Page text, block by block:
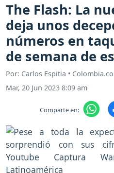
The Flash: La
deja unos
números en
de semana de
Por: Carlos Espitia •
Mar, 20 Jun 2023 8:09 am
Comparte en: